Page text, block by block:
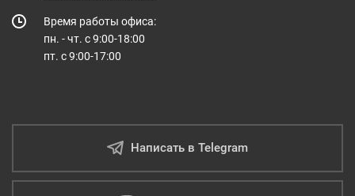
Время работы офиса:
пн. - чт. с 9:00-18:00
пт. с 9:00-17:00
Написать в Telegram